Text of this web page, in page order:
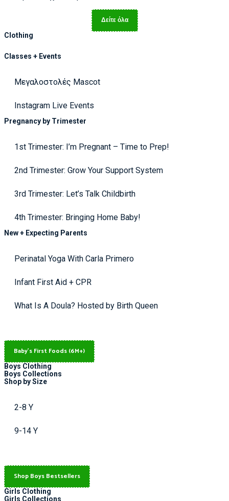
Δείτε όλα
Clothing
Classes + Events
Μεγαλοστολές Mascot
Instagram Live Events
Pregnancy by Trimester
1st Trimester: I’m Pregnant – Time to Prep!
2nd Trimester: Grow Your Support System
3rd Trimester: Let’s Talk Childbirth
4th Trimester: Bringing Home Baby!
New + Expecting Parents
Perinatal Yoga With Carla Primero
Infant First Aid + CPR
What Is A Doula? Hosted by Birth Queen
Baby's First Foods (6M+)
Boys Clothing
Boys Collections
Shop by Size
2-8 Y
9-14 Y
Shop Boys Bestsellers
Girls Clothing
Girls Collections